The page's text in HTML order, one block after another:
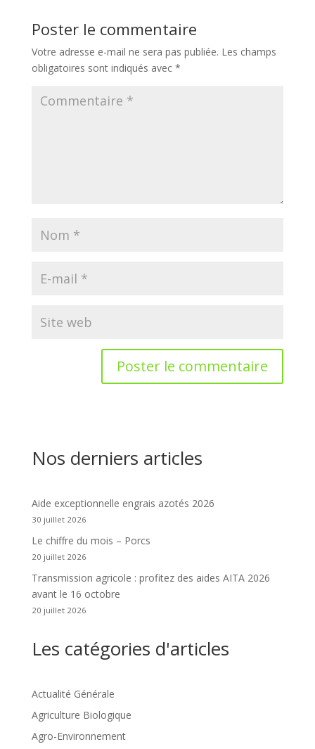
Poster le commentaire
Votre adresse e-mail ne sera pas publiée. Les champs
obligatoires sont indiqués avec *
Nos derniers articles
Aide exceptionnelle engrais azotés 2026
30 juillet 2026
Le chiffre du mois – Porcs
20 juillet 2026
Transmission agricole : profitez des aides AITA 2026
avant le 16 octobre
20 juillet 2026
Les catégories d'articles
Actualité Générale
Agriculture Biologique
Agro-Environnement